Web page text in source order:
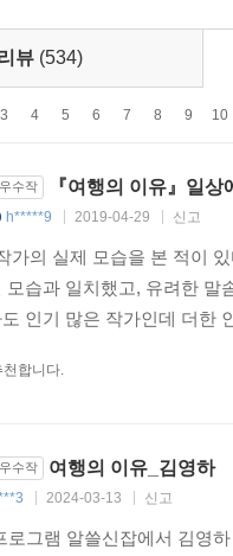
뷰 (534)
3 4 5 6 7 8 9 10
수작 『여행의 이유』일
h*****9 2019-04-29 신고
가의 실제 모습을 본 적이
모습과 일치했고, 유려한
인기 많은 작가인데 더한
합니다.
수작 여행의 이유_김영하
2024-03-13 신고
로그램 알쓸신잡에서 김영